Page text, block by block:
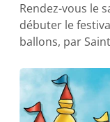
Rendez-vous le
débuter le
ballons, par